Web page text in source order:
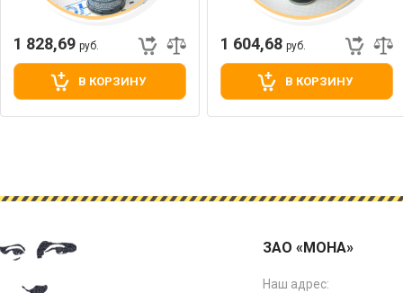
1 828,69 руб.
В КОРЗИНУ
1 604,68 руб.
В КОРЗИНУ
ЗАО «МОНА»
Наш адрес: